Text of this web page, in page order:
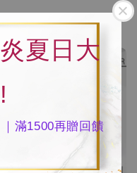
夏日大
滿1500再贈回饋